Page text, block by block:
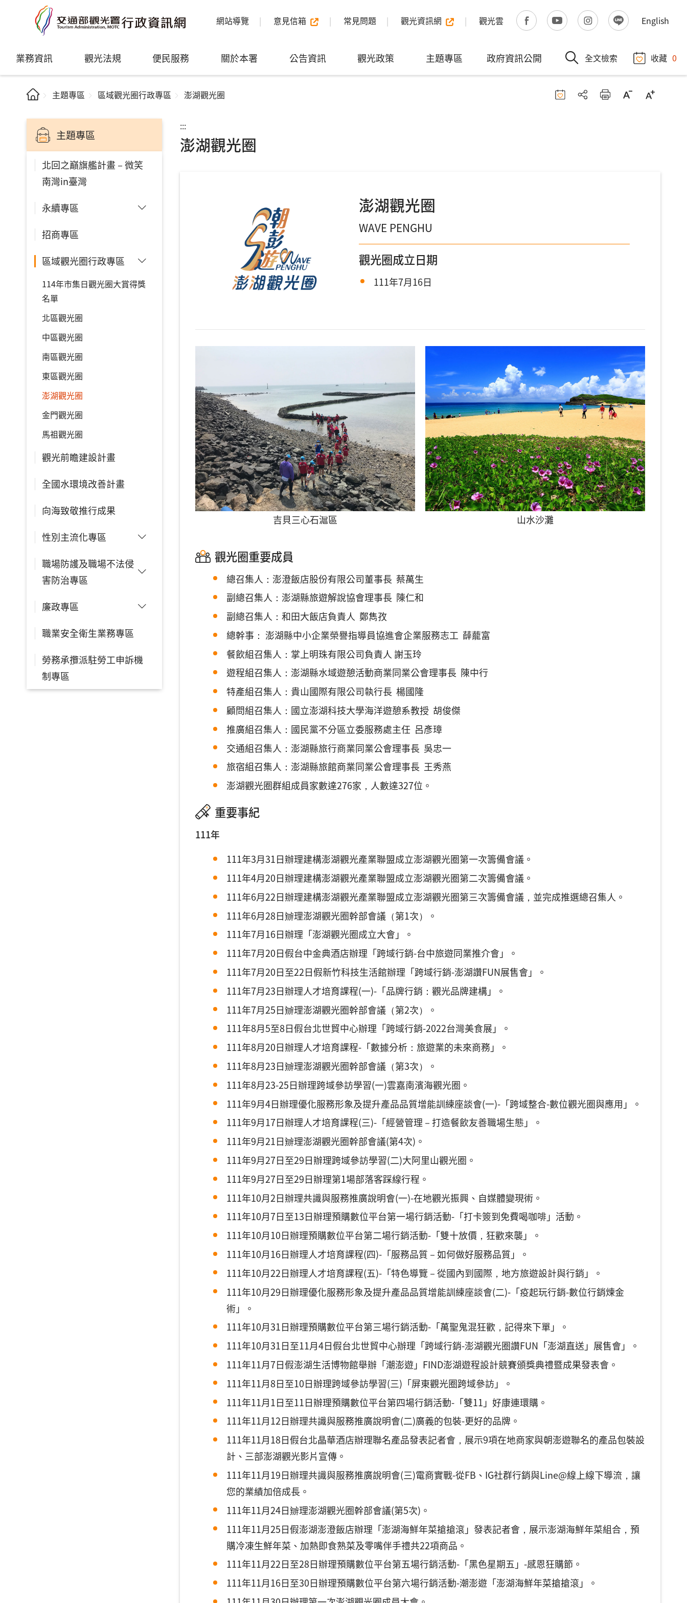
網站導覽 意見信箱 常見問題 觀光資訊網 觀光雲 English
業務資訊 觀光法規 便民服務 關於本署 公告資訊 觀光政策 主題專區 政府資訊公開 全文檢索 收藏 0
主題專區 區域觀光圈行政專區 澎湖觀光圈
主題專區
北回之巔旗艦計畫－微笑
南灣in臺灣
永續專區
招商專區
區域觀光圈行政專區
114年市集日觀光圈大賞得獎
名單
北區觀光圈
中區觀光圈
南區觀光圈
東區觀光圈
澎湖觀光圈
金門觀光圈
馬祖觀光圈
觀光前瞻建設計畫
全國水環境改善計畫
向海致敬推行成果
性別主流化專區
職場防護及職場不法侵
害防治專區
廉政專區
職業安全衛生業務專區
勞務承攬派駐勞工申訴機
制專區
:::
澎湖觀光圈
澎湖觀光圈
WAVE PENGHU
觀光圈成立日期
111年7月16日
吉貝三心石滬區 山水沙灘
觀光圈重要成員
總召集人：澎澄飯店股份有限公司董事長 蔡萬生
副總召集人：澎湖縣旅遊解說協會理事長 陳仁和
副總召集人：和田大飯店負責人 鄭雋孜
總幹事： 澎湖縣中小企業榮譽指導員協進會企業服務志工 薛蘢富
餐飲組召集人：掌上明珠有限公司負責人 謝玉玲
遊程組召集人：澎湖縣水域遊憩活動商業同業公會理事長 陳中行
特產組召集人：貴山國際有限公司執行長 楊國隆
顧問組召集人：國立澎湖科技大學海洋遊憩系教授 胡俊傑
推廣組召集人：國民黨不分區立委服務處主任 呂彥璋
交通組召集人：澎湖縣旅行商業同業公會理事長 吳忠一
旅宿組召集人：澎湖縣旅館商業同業公會理事長 王秀燕
澎湖觀光圈群組成員家數達276家，人數達327位。
重要事紀
111年
111年3月31日辦理建構澎湖觀光產業聯盟成立澎湖觀光圈第一次籌備會議。
111年4月20日辦理建構澎湖觀光產業聯盟成立澎湖觀光圈第二次籌備會議。
111年6月22日辦理建構澎湖觀光產業聯盟成立澎湖觀光圈第三次籌備會議，並完成推選總召集人。
111年6月28日辧理澎湖觀光圈幹部會議（第1次）。
111年7月16日辦理「澎湖觀光圈成立大會」。
111年7月20日假台中金典酒店辦理「跨域行銷-台中旅遊同業推介會」。
111年7月20日至22日假新竹科技生活館辦理「跨域行銷-澎湖讚FUN展售會」。
111年7月23日辦理人才培育課程(一)-「品牌行銷：觀光品牌建構」。
111年7月25日辧理澎湖觀光圈幹部會議（第2次）。
111年8月5至8日假台北世貿中心辦理「跨域行銷-2022台灣美食展」。
111年8月20日辦理人才培育課程-「數據分析：旅遊業的未來商務」。
111年8月23日辧理澎湖觀光圈幹部會議（第3次）。
111年8月23-25日辦理跨域參訪學習(一)雲嘉南濱海觀光圈。
111年9月4日辦理優化服務形象及提升產品品質增能訓練座談會(一)-「跨域整合-數位觀光圈與應用」。
111年9月17日辦理人才培育課程(三)-「經營管理－打造餐飲友善職場生態」。
111年9月21日辧理澎湖觀光圈幹部會議(第4次)。
111年9月27日至29日辦理跨域參訪學習(二)大阿里山觀光圈。
111年9月27日至29日辦理第1場部落客踩線行程。
111年10月2日辦理共識與服務推廣說明會(一)-在地觀光振興、自媒體變現術。
111年10月7日至13日辦理預購數位平台第一場行銷活動-「打卡簽到免費喝咖啡」活動。
111年10月10日辦理預購數位平台第二場行銷活動-「雙十放價，狂歡來襲」。
111年10月16日辦理人才培育課程(四)-「服務品質－如何做好服務品質」。
111年10月22日辦理人才培育課程(五)-「特色導覽－從國內到國際，地方旅遊設計與行銷」。
111年10月29日辦理優化服務形象及提升產品品質增能訓練座談會(二)-「疫起玩行銷-數位行銷煉金
術」。
111年10月31日辦理預購數位平台第三場行銷活動-「萬聖鬼混狂歡，記得來下單」。
111年10月31日至11月4日假台北世貿中心辦理「跨域行銷-澎湖觀光圈讚FUN「澎湖直送」展售會」。
111年11月7日假澎湖生活博物館舉辦「潮澎遊」FIND澎湖遊程設計競賽頒獎典禮暨成果發表會。
111年11月8日至10日辦理跨域參訪學習(三)「屏東觀光圈跨域參訪」。
111年11月1日至11日辦理預購數位平台第四場行銷活動-「雙11」好康連環購。
111年11月12日辦理共識與服務推廣說明會(二)廣義的包裝-更好的品牌。
111年11月18日假台北晶華酒店辦理聯名產品發表記者會，展示9項在地商家與朝澎遊聯名的產品包裝設
計、三部澎湖觀光影片宣傳。
111年11月19日辦理共識與服務推廣說明會(三)電商實戰-從FB、IG社群行銷與Line@線上線下導流，讓
您的業績加倍成長。
111年11月24日辧理澎湖觀光圈幹部會議(第5次)。
111年11月25日假澎湖澎澄飯店辦理「澎湖海鮮年菜搶搶滾」發表記者會，展示澎湖海鮮年菜組合，預
購冷凍生鮮年菜、加熱即食熟菜及零嘴伴手禮共22項商品。
111年11月22日至28日辦理預購數位平台第五場行銷活動-「黑色星期五」-感恩狂購節。
111年11月16日至30日辦理預購數位平台第六場行銷活動-潮澎遊「澎湖海鮮年菜搶搶滾」。